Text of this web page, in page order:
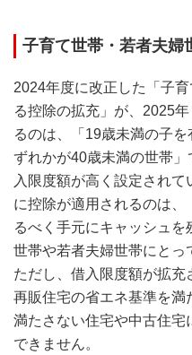
子育て世帯・若者夫婦
2024年度に改正した「子
る控除の拡充」が、2025
るのは、「19歳未満の子
ずれかが40歳未満の世帯
入限度額が高く設定され
に控除が適用されるのは
るべく手元にキャッシュ
世帯や若者夫婦世帯にとっ
ただし、借入限度額が拡充
再販住宅の省エネ基準を満
満たさない住宅や中古住
できません。